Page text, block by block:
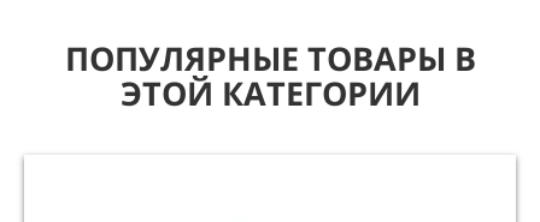
ПОПУЛЯРНЫЕ ТОВАРЫ В
ЭТОЙ КАТЕГОРИИ